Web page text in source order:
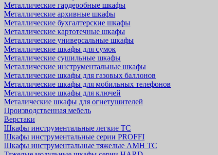
Металлические гардеробные шкафы
Металлические архивные шкафы
Металлические бухгалтерские шкафы
Металлические картотечные шкафы
Металлические универсальные шкафы
Металлические шкафы для сумок
Металлические сушильные шкафы
Металлические инструментальные шкафы
Металлические шкафы для газовых баллонов
Металлические шкафы для мобильных телефонов
Металлические шкафы для ключей
Металические шкафы для огнетушителей
Производственная мебель
Верстаки
Шкафы инструментальные легкие ТС
Шкафы инструментальные серии PROFFI
Шкафы инструментальные тяжелые AMH TC